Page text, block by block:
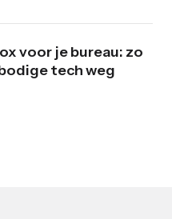
voor je bureau: zo
tech weg